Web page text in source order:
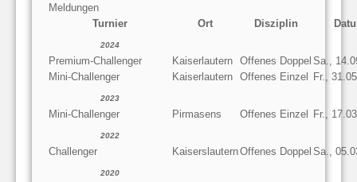
Meldungen
Turnier
Ort Disziplin
2024
Premium-Challenger Kaiserlautern Offenes Doppel Sa.,
Mini-Challenger
Kaiserlautern Offenes Einzel Fr.,
2023
Mini-Challenger Pirmasens Offenes Einzel Fr.,
2022
Challenger KaiserslauternOffenes Doppel Sa.,
2020